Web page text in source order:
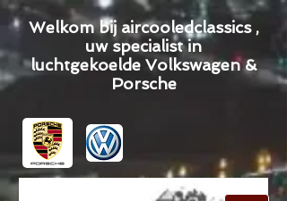
Welkom bij aircooledclassics ,
uw specialist in
luchtgekoelde Volkswagen &
Porsche